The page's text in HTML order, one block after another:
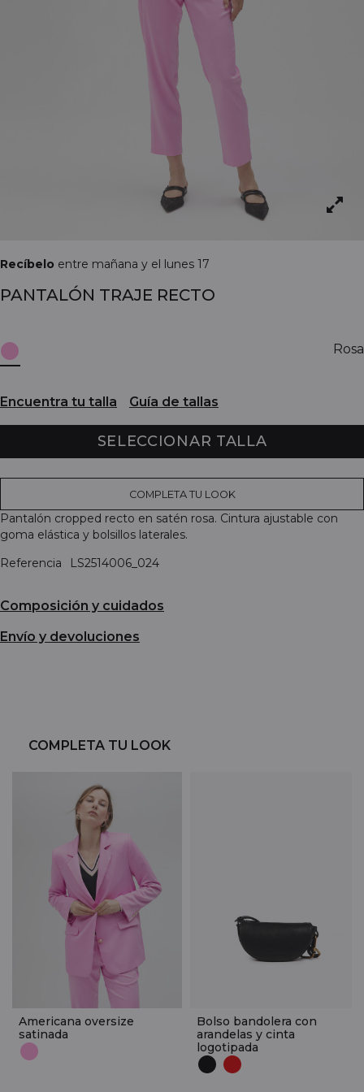
Recíbelo entre mañana y el lunes 17
PANTALÓN TRAJE RECTO
Rosa
Encuentra tu talla Guía de tallas
SELECCIONAR TALLA
COMPLETA TU LOOK
Pantalón cropped recto en satén rosa. Cintura ajustable con
goma elástica y bolsillos laterales.
Referencia
LS2514006_024
Composición y cuidados
Envío y devoluciones
COMPLETA TU LOOK
Americana oversize
satinada
Bolso bandolera con
arandelas y cinta
logotipada